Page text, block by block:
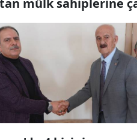
mülk sahiplerine